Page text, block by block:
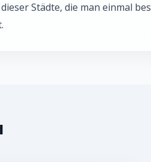
Städte, die man einmal